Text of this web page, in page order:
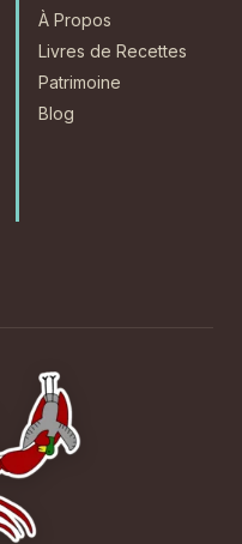
À Propos
Livres de Recettes
Patrimoine
Blog